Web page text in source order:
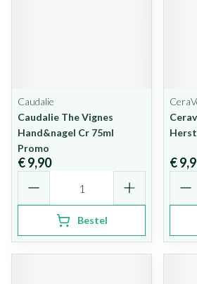
Caudalie
Caudalie The Vignes
Hand&nagel Cr 75ml
Promo
€ 9,90
Bestel
€